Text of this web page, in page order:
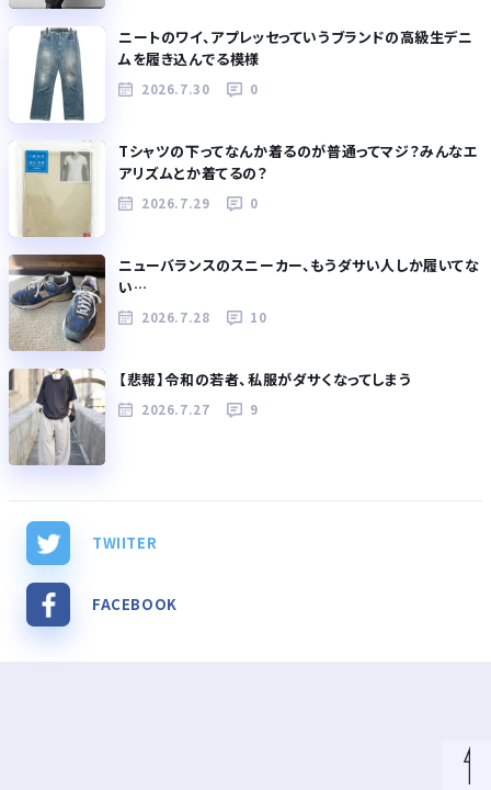
ニートのワイ、アプレッセっていうブランドの高級生デニ
ムを履き込んでる模様
2026.7.30 0
Tシャツの下ってなんか着るのが普通ってマジ？みんなエ
アリズムとか着てるの？
2026.7.29 0
ニューバランスのスニーカー、もうダサい人しか履いてな
い…
2026.7.28 10
【悲報】令和の若者、私服がダサくなってしまう
2026.7.27 9
TWIITER
FACEBOOK